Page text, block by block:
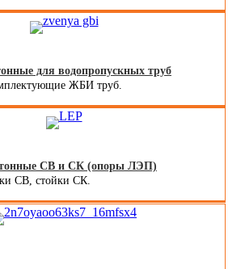
для водопропускных труб
ЖБИ труб.
СВ и СК (опоры ЛЭП)
СВ, стойки СК.